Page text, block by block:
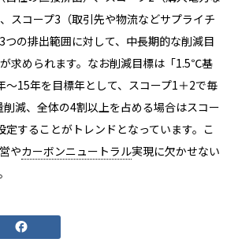
スコープ3（取引先や物流などサプライチ
つの排出範囲に対して、中長期的な削減目
求められます。なお削減目標は「1.5℃基
～15年を目標年として、スコープ1＋2で毎
減、全体の4割以上を占める場合はスコー
定することがトレンドとなっています。こ
やカーボンニュートラル実現に欠かせない